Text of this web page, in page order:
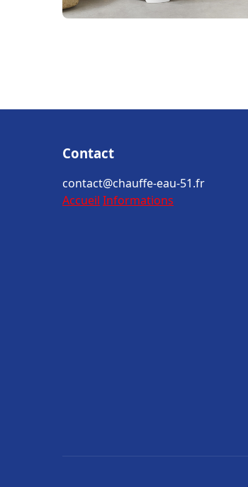
Contact
contact@chauffe-eau-51.fr
Accueil Informations